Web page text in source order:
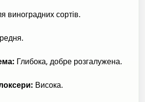
виноградних сортів.
Глибока, добре розгалужена.
Висока.